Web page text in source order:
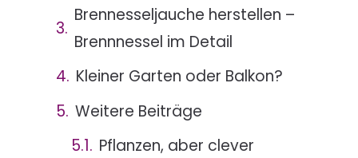
Brennesseljauche herstellen –
Brennnessel im Detail
Kleiner Garten oder Balkon?
Weitere Beiträge
Pflanzen, aber clever